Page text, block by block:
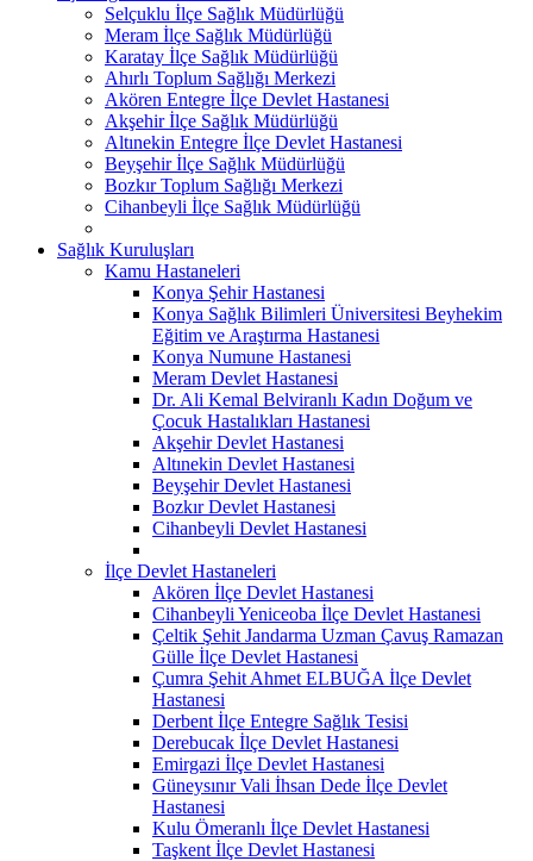
Selçuklu İlçe Sağlık Müdürlüğü
Meram İlçe Sağlık Müdürlüğü
Karatay İlçe Sağlık Müdürlüğü
Ahırlı Toplum Sağlığı Merkezi
Akören Entegre İlçe Devlet Hastanesi
Akşehir İlçe Sağlık Müdürlüğü
Altınekin Entegre İlçe Devlet Hastanesi
Beyşehir İlçe Sağlık Müdürlüğü
Bozkır Toplum Sağlığı Merkezi
Cihanbeyli İlçe Sağlık Müdürlüğü
Sağlık Kuruluşları
Kamu Hastaneleri
Konya Şehir Hastanesi
Konya Sağlık Bilimleri Üniversitesi Beyhekim
Eğitim ve Araştırma Hastanesi
Konya Numune Hastanesi
Meram Devlet Hastanesi
Dr. Ali Kemal Belviranlı Kadın Doğum ve
Çocuk Hastalıkları Hastanesi
Akşehir Devlet Hastanesi
Altınekin Devlet Hastanesi
Beyşehir Devlet Hastanesi
Bozkır Devlet Hastanesi
Cihanbeyli Devlet Hastanesi
İlçe Devlet Hastaneleri
Akören İlçe Devlet Hastanesi
Cihanbeyli Yeniceoba İlçe Devlet Hastanesi
Çeltik Şehit Jandarma Uzman Çavuş Ramazan
Gülle İlçe Devlet Hastanesi
Çumra Şehit Ahmet ELBUĞA İlçe Devlet
Hastanesi
Derbent İlçe Entegre Sağlık Tesisi
Derebucak İlçe Devlet Hastanesi
Emirgazi İlçe Devlet Hastanesi
Güneysınır Vali İhsan Dede İlçe Devlet
Hastanesi
Kulu Ömeranlı İlçe Devlet Hastanesi
Taşkent İlçe Devlet Hastanesi